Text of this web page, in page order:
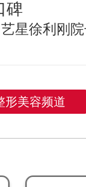
碑
星徐利刚
形美容频道